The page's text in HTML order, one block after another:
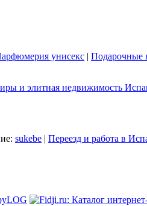
унисекс | Подарочные
и элитная недвижимость
sukebe | Переезд и работа в